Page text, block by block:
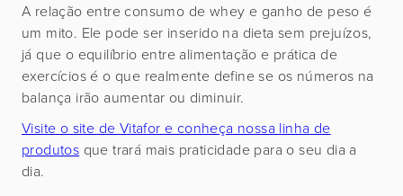
A relação entre consumo de whey e ganho de peso é
um mito. Ele pode ser inserido na dieta sem prejuízos,
já que o equilíbrio entre alimentação e prática de
exercícios é o que realmente define se os números na
balança irão aumentar ou diminuir.
Visite o site de Vitafor e conheça nossa linha de
produtos que trará mais praticidade para o seu dia a
dia.